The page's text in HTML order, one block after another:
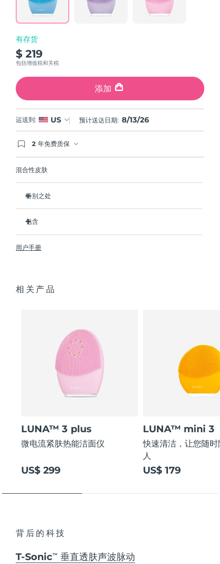
有存货
$ 219
包括增值税和关税
添加
运送到: US 预计送达日期: 8/13/26
2 年免费质保
混合性皮肤
特别之处
物。
清除毛孔深处的杂质，减少爆痘的可能。
抚平细纹，帮助放松面部肌肉紧张点。
16档强度，符合人体工程学的轻质设计，智能app护肤。
包含
USB 充电线
通用操作指南
用户手册
相关产品
LUNA™ 3 plus
微电流紧肤热能洁面仪
US$ 299
LUNA™ mini 3
快速清洁，让您随
人
US$ 179
背后的科技
T-SonicTM 垂直透肤声波脉动